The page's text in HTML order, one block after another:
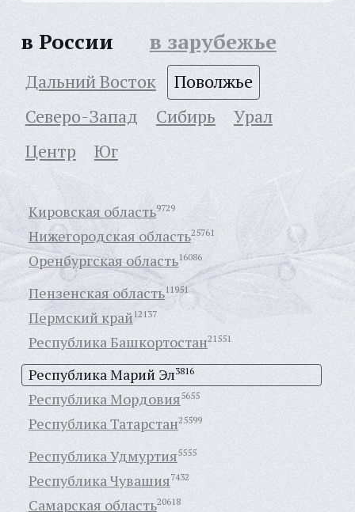
в России в зарубежье
Дальний Восток
Поволжье
Северо-Запад
Сибирь
Урал
Центр
Юг
Кировская область9729
Нижегородская область25761
Оренбургская область16086
Пензенская область11951
Пермский край 12137
Республика Башкортостан21551
Республика Марий Эл3816
Республика Мордовия5655
Республика Татарстан25599
Республика Удмуртия5555
Республика Чувашия7432
Самарская область20618